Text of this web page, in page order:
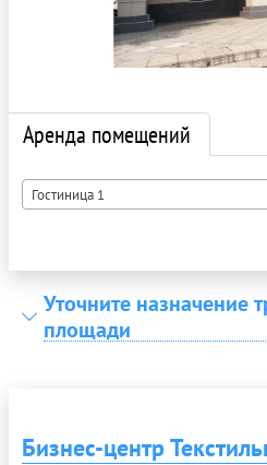
Аренда помещений
Гостиница 1
Уточните назначение
площади
Бизнес-центр